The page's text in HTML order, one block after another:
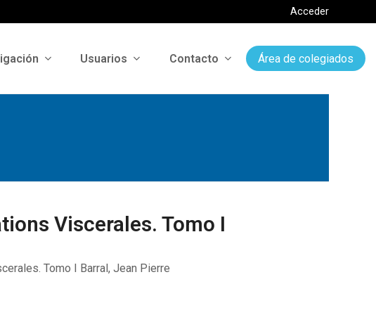
Acceder
Usuarios Contacto Área de colegiados
Viscerales. Tomo I
Tomo I Barral, Jean Pierre